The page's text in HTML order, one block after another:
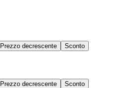
Prezzo decrescente Sconto
Prezzo decrescente Sconto